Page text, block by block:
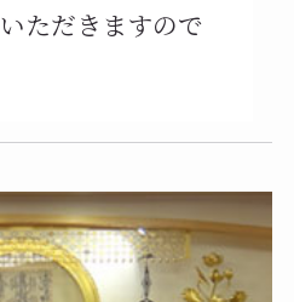
ただきますので